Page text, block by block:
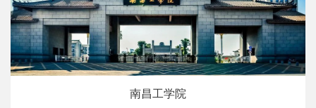
南昌工学院